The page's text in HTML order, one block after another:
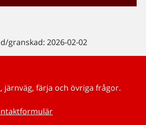
granskad: 2026-02-02
järnväg, färja och övriga frågor.